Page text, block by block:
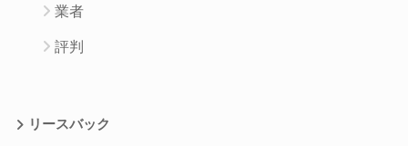
業者
評判
リースバック